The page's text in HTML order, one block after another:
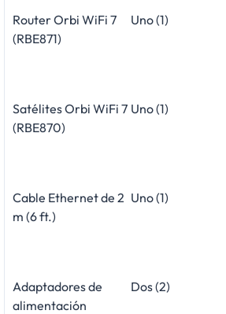
Router Orbi WiFi 7
(RBE871)
Uno (1)
Satélites Orbi WiFi 7
(RBE870)
Uno (1)
Cable Ethernet de 2
m (6 ft.)
Uno (1)
Adaptadores de
alimentación
Dos (2)